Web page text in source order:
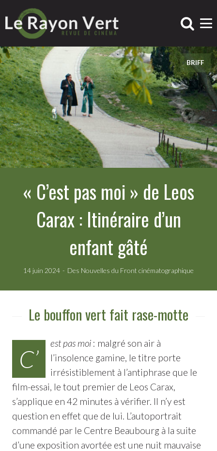
BRIFF
« C’est pas moi » de Leos
Carax : Itinéraire d’un
enfant gâté
14 juin 2024 Des Nouvelles du Front cinématographique
Le bouffon vert fait rase-motte
C’
est pas moi: malgré son air à
l’insolence gamine, le titre porte
irrésistiblement à l’antiphrase que le
film-essai, le tout premier de Leos Carax,
s’applique en 42 minutes à vérifier. Il n’y est
question en effet que de lui. L’autoportrait
commandé par le Centre Beaubourg à la suite
d’une exposition avortée est une nuit mauvaise